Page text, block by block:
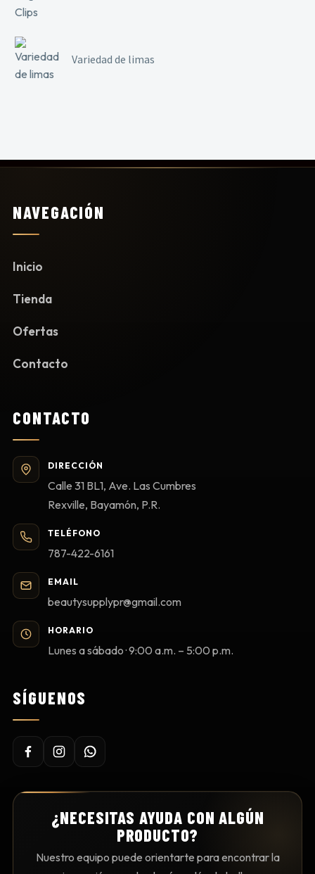
Variedad de limas
NAVEGACIÓN
Inicio
Tienda
Ofertas
Contacto
CONTACTO
DIRECCIÓN
Calle 31 BL1, Ave. Las Cumbres
Rexville, Bayamón, P.R.
TELÉFONO
787-422-6161
EMAIL
beautysupplypr@gmail.com
HORARIO
Lunes a sábado · 9:00 a.m. – 5:00 p.m.
SÍGUENOS
¿NECESITAS AYUDA CON ALGÚN
PRODUCTO?
Nuestro equipo puede orientarte para encontrar la